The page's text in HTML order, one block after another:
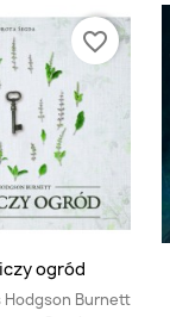
ogród
Hodgson Burnett
favorite_border